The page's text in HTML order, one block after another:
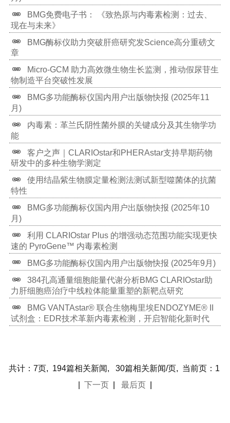
Tau蛋白病研究新突破！无辅因子扩增技术解锁机
制，PA-QuIC成核心支撑
皮肤检测新突破！破解帕金森等突触核蛋白病精准诊
断难题
种子扩增检测技术：蛋白病诊疗的新曙光《柳叶刀 -
神经病学》2026年重磅评论解读
BMG多功能酶标仪国内用户出版物快报 (2026年2月)
者全因死亡率
联手揭示CCKBR信号偏倚机制
BMG多功能酶标仪国内用户出版物快报 (2026年1月)
BMG LABTECH酶标仪应用专题讲座：RT-QuIC检测
月)
现在与未来》
BMG酶标仪助力突破肝癌研究发Science高分重磅文
章
Micro-GCM 助力高效微生物生长监测，推动假尿苷生
物制造平台突破性发展
BMG多功能酶标仪国内用户出版物快报 (2025年11
月)
研发中的多种生物学测定
使用结晶紫生物膜定量检测法测试新型噬菌体的抗菌